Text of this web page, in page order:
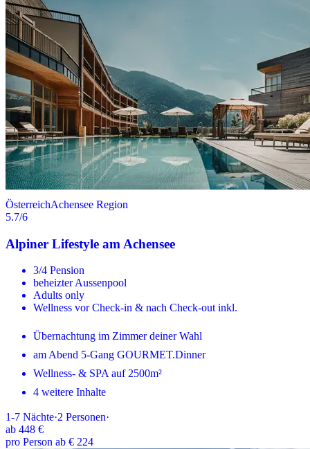
ÖsterreichAchensee Region
5.7/6
Alpiner Lifestyle am Achensee
3/4 Pension
beheizter Aussenpool
Adults only
Wellness vor Check-in & nach Check-out inkl.
Übernachtung im Zimmer deiner Wahl
am Abend 5-Gang GOURMET.Dinner
Wellness- & SPA auf 2500m²
4 weitere Inhalte
1-7 Nächte·2 Personen·
ab 448 €
pro Person ab € 224